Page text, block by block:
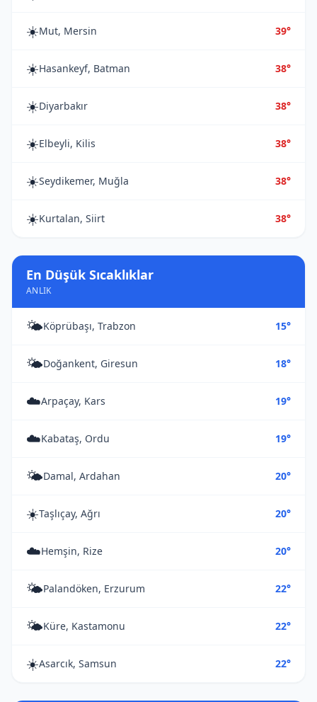
☀️Mut, Mersin 39°
☀️Hasankeyf, Batman 38°
☀️Diyarbakır 38°
☀️Elbeyli, Kilis 38°
☀️Seydikemer, Muğla 38°
☀️Kurtalan, Siirt 38°
En Düşük Sıcaklıklar
ANLIK
🌤️Köprübaşı, Trabzon 15°
🌤️Doğankent, Giresun 18°
☁️Arpaçay, Kars 19°
☁️Kabataş, Ordu 19°
🌤️Damal, Ardahan 20°
☀️Taşlıçay, Ağrı 20°
☁️Hemşin, Rize 20°
🌤️Palandöken, Erzurum 22°
🌤️Küre, Kastamonu 22°
☀️Asarcık, Samsun 22°